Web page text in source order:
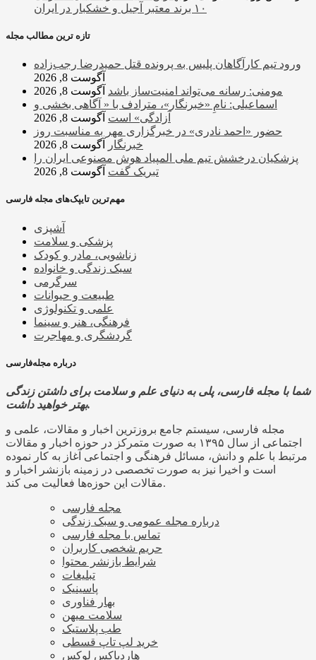
۱۰ برند معتبر آجیل و خشکبار در ایران
تازه ترین مطالب مجله
ورود تیم کارآگاهان پلیس به پرونده قتل حمیدرضا رجب‌زاده
آگوست 8, 2026
مومنی: رسانه می‌تواند امنیت‌ساز باشد آگوست 8, 2026
اسماعیلی: نامِ «خبرنگار»، مترادف با « آگاهی بخشی و
آزادگی» است آگوست 8, 2026
حضور «احمد نادری» در خبرگزاری مهر به مناسبت روز
خبرنگار
آگوست 8, 2026
پزشکیان درخشش تیم ملی المپیاد هوش مصنوعی ایران را
تبریک گفت آگوست 8, 2026
مهم‌ترین تایپک‌های مجله فارسی
آشپزی
پزشکی و سلامت
زناشویی، مادر و کودک
سبک زندگی و خانواده
سرگرمی
طبیعت و حیوانات
علمی و تکنولوژی
فرهنگی، هنر و سینما
گردشگری و مهاجرت
درباره مجله‌فارسی
شما با مجله فارسی، پلی به دنیای علم و سلامت برای داشتن زندگی
بهتر خواهید داشت.
مجله فارسی، سیستم جامع بروزترین اخبار و مقالات، علمی و
اجتماعی از سال ۱۳۹۵ به صورت متمرکز در حوزه اخبار و مقالات
مرتبط با علم و دانش، مسائل فرهنگی و اجتماعی آغاز به کار نموده
است و اخیرا نیز به صورت تخصصی در زمینه بازنشر اخبار و
مقالات این حوزه‌ها فعالیت می کند.
مجله فارسی
درباره مجله عمومی و سبک زندگی
تماس با مجله فارسی
حریم شخصی کاربران
شرایط بازنشر محتوا
تبلیغات
پاسینیک
بهار فناوری
سلامت میهن
طب پلاستیک
خرید لپ تاپ قسطی
هاردباکس لوکس